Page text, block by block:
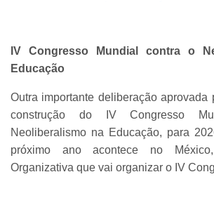
IV Congresso Mundial contra o
Educação
Outra importante deliberação aprovada
construção do IV Congresso
Neoliberalismo na Educação, para
próximo ano acontece no
Organizativa que vai organizar o IV